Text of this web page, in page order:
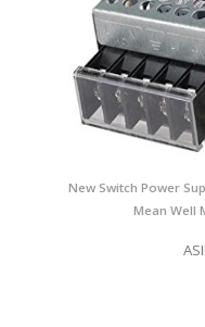
New Switch Power
Mean Well